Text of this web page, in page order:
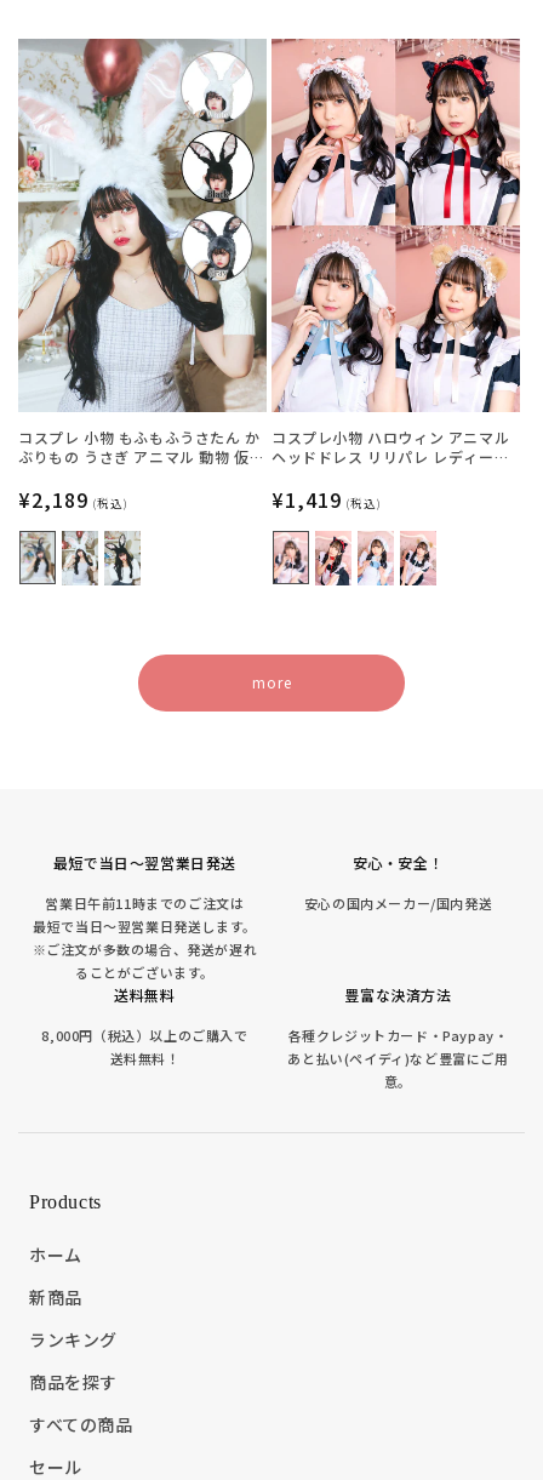
価
格
価
コスプレ 小物 もふもふうさたん か
ぶりもの うさぎ アニマル 動物 仮装
ック【クリアストーン】
通
常
価
格
¥2,189 (税込)
コスプレ小物 ハロウィン アニマル
ヘッドドレス リリパレ レディース
ぎ/くま【クリアストーン】
通
常
価
格
¥1,419 (税込)
more
最短で当日～翌営業日発送
営業日午前11時までのご注文は
最短で当日～翌営業日発送します。
※ご注文が多数の場合、発送が遅れ
ることがございます。
安心・安全！
安心の国内メーカー/国内発送
送料無料
8,000円（税込）以上のご購入で
送料無料！
豊富な決済方法
各種クレジットカード・Paypay・
あと払い(ペイディ)など豊富にご用
意。
Products
ホーム
新商品
ランキング
商品を探す
すべての商品
セール